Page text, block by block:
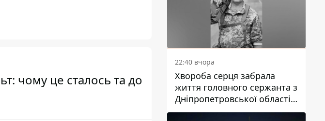
чому це сталось та до
22:40 вчора
Хвороба серця забрала
життя головного сержанта з
Дніпропетровської області
Юрія Свистуна